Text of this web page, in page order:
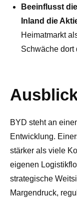
Beeinflusst
Inland die
Heimatmarkt
Schwäche dort
BYD steht an
Entwicklung.
stärker als viele
eigenen
strategische
Margendruck,